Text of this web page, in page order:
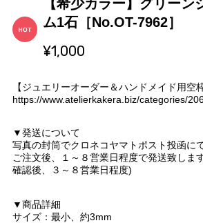
【希少カラー】グリーン
ム1石［No.OT-7962］
¥1,000
【ジュエリーオーダー＆ハンドメイド用空
https://www.atelierkakera.biz/categories/
▼発送について
写真の封筒でクロネコヤマトポスト投函に
ご注文後、１～８営業日程度で発送致しま
確認後、３～８営業日程度)
▼商品詳細
サイズ：最小、約3mm